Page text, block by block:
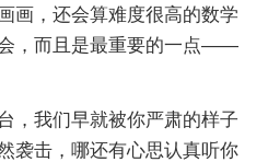
画，还会算难度很高的数学
，而且是最重要的一点——
，我们早就被你严肃的样子
袭击，哪还有心思认真听你